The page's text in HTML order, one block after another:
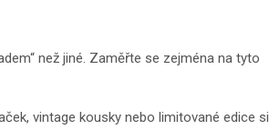
než jiné. Zaměřte se zejména na tyto
vintage kousky nebo limitované edice si